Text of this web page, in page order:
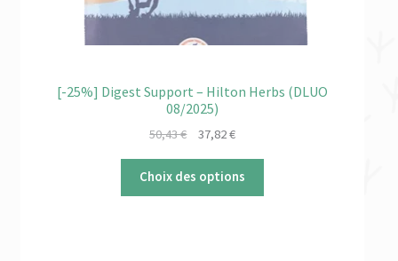
[-25%] Digest Support – Hilton Herbs (DLUO
08/2025)
50,43€
Le
initial
était :
37,82€Le
actuel
est :
Choix des options